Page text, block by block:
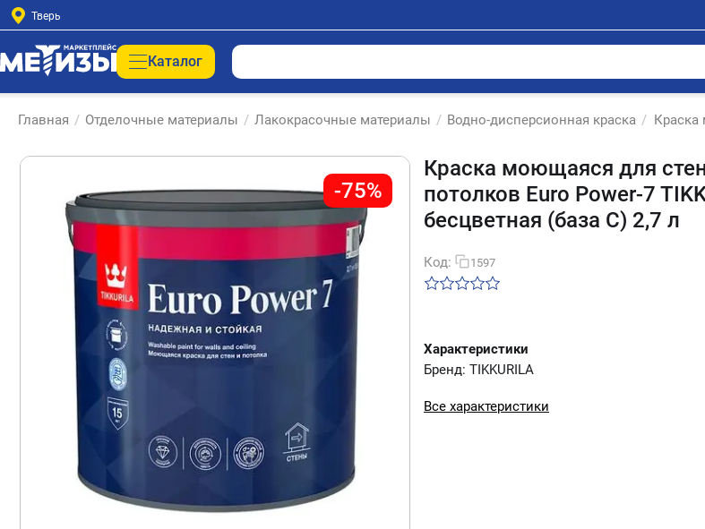
Тверь
Каталог
Главная / Отделочные материалы / Лакокрасочные материалы / Водно-дисперсионная краска / Краска
-75%
Краска моющаяся для
потолков Euro Power-7
бесцветная (база С) 2,7 л
Код: 1597
Характеристики
Бренд: TIKKURILA
Все характеристики